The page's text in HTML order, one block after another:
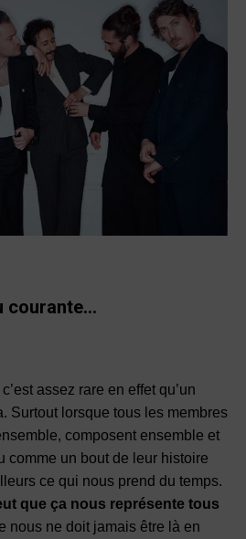
courante…
assez rare en effet qu’un
Surtout lorsque tous les membres
composent ensemble et
comme un bout de leur histoire
ce qui nous prend du temps.
que ça nous représente tous
nous ne doit jamais être là en